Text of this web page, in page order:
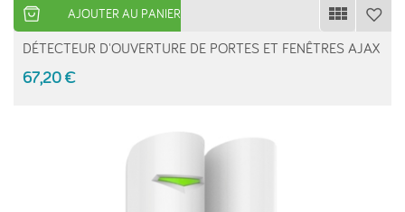
AJOUTER AU PANIER
DÉTECTEUR D'OUVERTURE DE PORTES ET FENÊTRES AJAX
67,20 €